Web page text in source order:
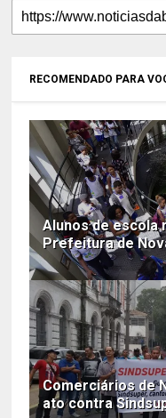
RECOMENDADO PARA
Alunos de escola
Prefeitura de
Comerciários de
ato contra